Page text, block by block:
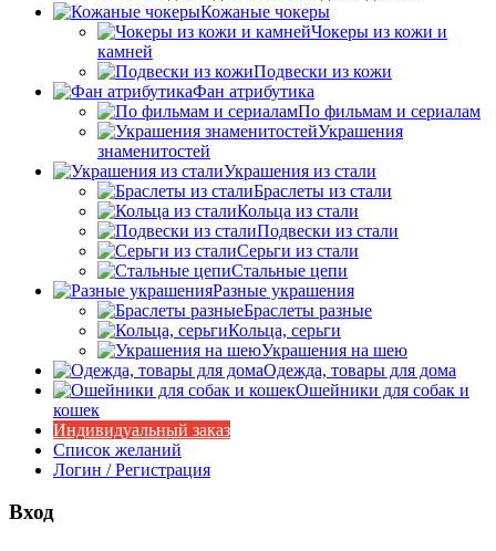
Кожаные чокеры
Чокеры из кожи и
камней
Подвески из кожи
Фан атрибутика
По фильмам и сериалам
Украшения
знаменитостей
Украшения из стали
Браслеты из стали
Кольца из стали
Подвески из стали
Серьги из стали
Стальные цепи
Разные украшения
Браслеты разные
Кольца, серьги
Украшения на шею
Одежда, товары для дома
Ошейники для собак и
кошек
Индивидуальный заказ
Список желаний
Логин / Регистрация
Вход